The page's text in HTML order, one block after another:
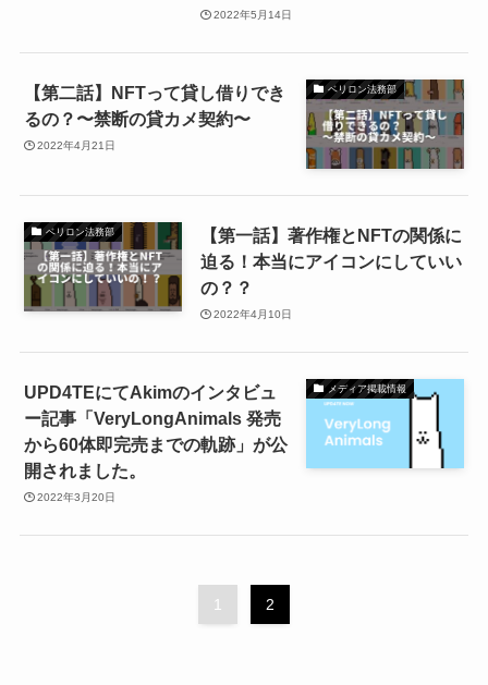
2022年5月14日
ベリロン法務部
【第二話】NFTって貸し借りでき
るの？〜禁断の貸カメ契約〜
2022年4月21日
ベリロン法務部
【第一話】著作権とNFTの関係に
迫る！本当にアイコンにしていい
の？？
2022年4月10日
メディア掲載情報
UPD4TEにてAkimのインタビュ
ー記事「VeryLongAnimals 発売
から60体即完売までの軌跡」が公
開されました。
2022年3月20日
1 2